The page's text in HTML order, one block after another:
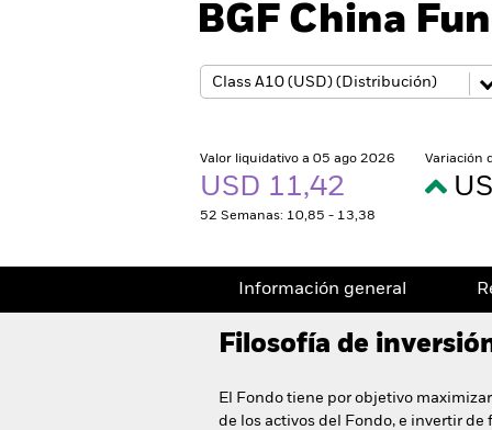
BGF China
Valor liquidativo a 05 ago 2026
USD 11,42
52 Semanas: 10,85 - 13,38
Variación
Información general
Filosofía de
El Fondo tiene por objetivo
de los activos del Fondo, e invertir